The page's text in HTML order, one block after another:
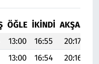
ÖĞLE İKINDI AKŞAM
13:00 16:55 20:17
13:00 16:54 20:16